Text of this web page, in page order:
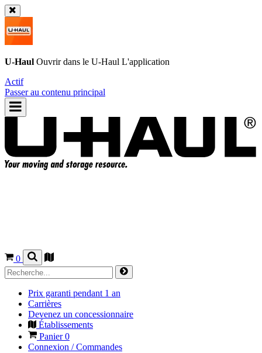
U-Haul Ouvrir dans le U-Haul L'application
Actif
Passer au contenu principal
0
Prix garanti pendant 1 an
Carrières
Devenez un concessionnaire
Établissements
Panier0
Connexion / Commandes